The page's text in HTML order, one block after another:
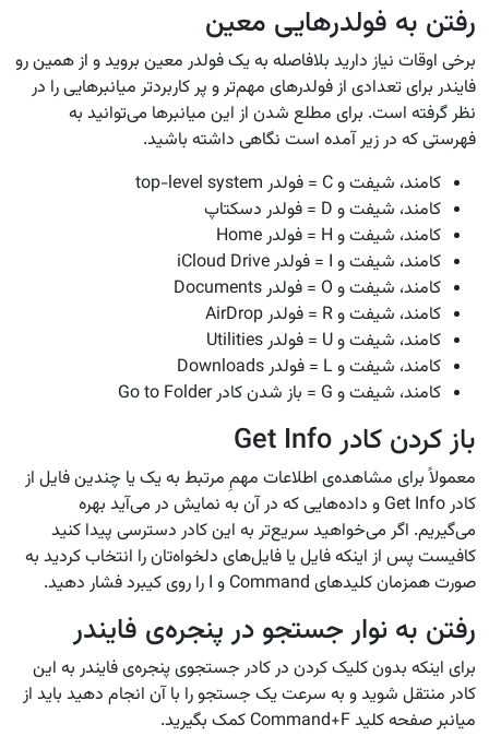
رفتن به فولدرهایی معین
برخی اوقات نیاز دارید بلافاصله به یک فولدر معین بروید و از همین رو
فایندر برای تعدادی از فولدرهای مهم‌تر و پر کاربردتر میانبرهایی را در
نظر گرفته است. برای مطلع شدن از این میانبرها می‌توانید به
فهرستی که در زیر آمده است نگاهی داشته باشید.
کامند، شیفت و C = فولدر top-level system
کامند، شیفت و D = فولدر دسکتاپ
کامند، شیفت و H = فولدر Home
کامند، شیفت و I = فولدر iCloud Drive
کامند، شیفت و O = فولدر Documents
کامند، شیفت و R = فولدر AirDrop
کامند، شیفت و U = فولدر Utilities
کامند، شیفت و L = فولدر Downloads
کامند، شیفت و G = باز شدن کادر Go to Folder
باز کردن کادر Get Info
معمولاً برای مشاهده‌ی اطلاعات مهمِ مرتبط به یک یا چندین فایل از
کادر Get Info و داده‌هایی که در آن به نمایش در می‌آید بهره
می‌گیریم. اگر می‌خواهید سریع‌تر به این کادر دسترسی پیدا کنید
کافیست پس از اینکه فایل یا فایل‌های دلخوا‌ه‌تان را انتخاب کردید به
صورت همزمان کلید‌های Command‌ و I را روی کیبرد فشار دهید.
رفتن به نوار جستجو در پنجره‌ی فایندر
برای اینکه بدون کلیک کردن در کادر جستجوی پنجره‌ی فایندر به این
کادر منتقل شوید و به سرعت یک جستجو را با آن انجام دهید باید از
میانبر صفحه کلید Command+F کمک بگیرید.